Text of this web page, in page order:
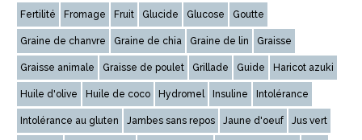
Fertilité Fromage Fruit Glucide Glucose Goutte
Graine de chanvre Graine de chia Graine de lin Graisse
Graisse animale Graisse de poulet Grillade Guide Haricot azuki
Huile d'olive Huile de coco Hydromel Insuline Intolérance
Intolérance au gluten Jambes sans repos Jaune d'oeuf Jus vert